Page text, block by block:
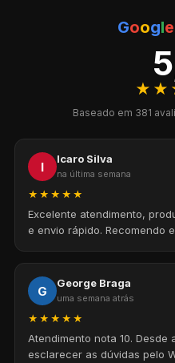
Google
Baseado em 381
I
Icaro Silva
na última semana
★★★★★
Excelente atendimento,
e envio rápido. Recomendo
G
George Braga
uma semana atrás
★★★★★
Atendimento nota 10. Desde
esclarecer as dúvidas pelo